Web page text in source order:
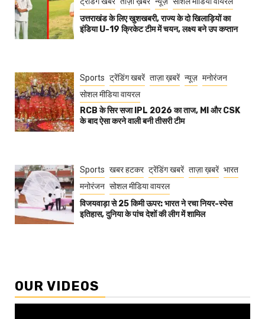
उत्तराखंड के लिए खुशखबरी, राज्य के दो खिलाड़ियों का
इंडिया U-19 क्रिकेट टीम में चयन, लक्ष्य बने उप कप्तान
Sports ट्रेंडिंग खबरें ताज़ा ख़बरें न्यूज़ मनोरंजन
सोशल मीडिया वायरल
RCB के सिर सजा IPL 2026 का ताज, MI और CSK
के बाद ऐसा करने वाली बनी तीसरी टीम
Sports खबर हटकर ट्रेंडिंग खबरें ताज़ा ख़बरें भारत
मनोरंजन सोशल मीडिया वायरल
विजयवाड़ा से 25 किमी ऊपर: भारत ने रचा नियर-स्पेस
इतिहास, दुनिया के पांच देशों की लीग में शामिल
OUR VIDEOS